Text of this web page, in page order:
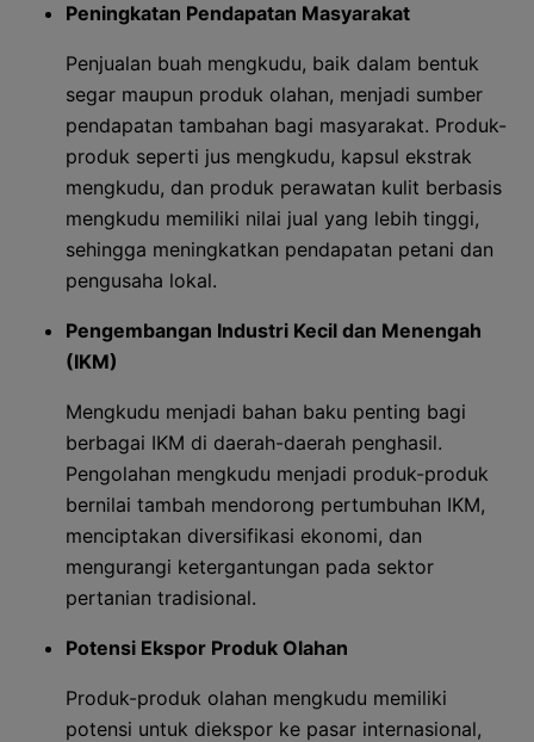
Peningkatan Pendapatan Masyarakat
Penjualan buah mengkudu, baik dalam bentuk
segar maupun produk olahan, menjadi sumber
pendapatan tambahan bagi masyarakat. Produk-
produk seperti jus mengkudu, kapsul ekstrak
mengkudu, dan produk perawatan kulit berbasis
mengkudu memiliki nilai jual yang lebih tinggi,
sehingga meningkatkan pendapatan petani dan
pengusaha lokal.
Pengembangan Industri Kecil dan Menengah
(IKM)
Mengkudu menjadi bahan baku penting bagi
berbagai IKM di daerah-daerah penghasil.
Pengolahan mengkudu menjadi produk-produk
bernilai tambah mendorong pertumbuhan IKM,
menciptakan diversifikasi ekonomi, dan
mengurangi ketergantungan pada sektor
pertanian tradisional.
Potensi Ekspor Produk Olahan
Produk-produk olahan mengkudu memiliki
potensi untuk diekspor ke pasar internasional,